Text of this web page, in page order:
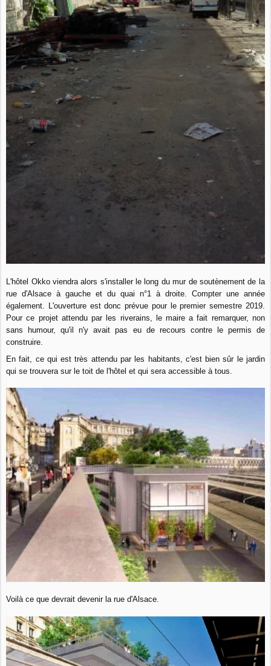
L'hôtel Okko viendra alors s'installer le long du mur de soutènement de la
rue d'Alsace à gauche et du quai n°1 à droite. Compter une année
également. L'ouverture est donc prévue pour le premier semestre 2019.
Pour ce projet attendu par les riverains, le maire a fait remarquer, non
sans humour, qu'il n'y avait pas eu de recours contre le permis de
construire.
En fait, ce qui est très attendu par les habitants, c'est bien sûr le jardin
qui se trouvera sur le toit de l'hôtel et qui sera accessible à tous.
Voilà ce que devrait devenir la rue d'Alsace.